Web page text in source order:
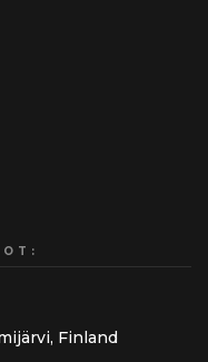
Finland